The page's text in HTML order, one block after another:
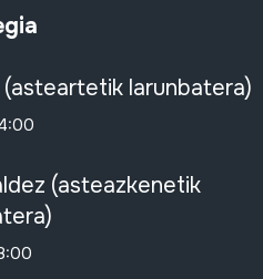
(asteartetik larunbatera)
(asteazkenetik